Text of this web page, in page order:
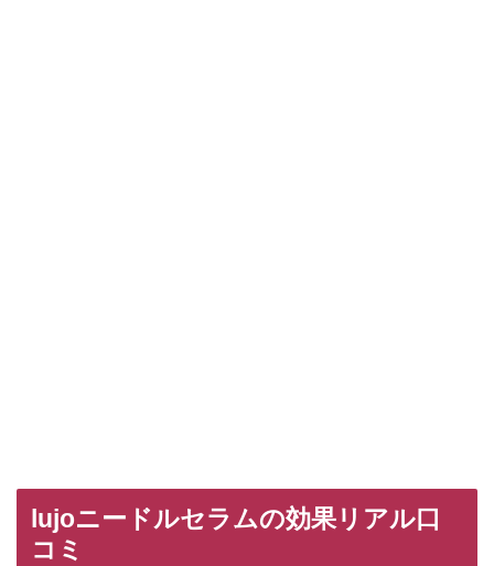
lujoニードルセラムの効果リアル口
コミ